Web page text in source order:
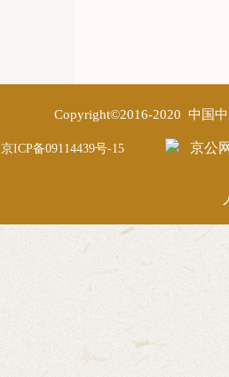
Copyright©2016-2020 中国
京ICP备09114439号-15 京公